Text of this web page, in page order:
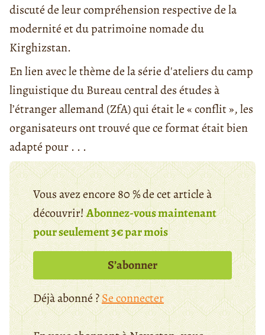
discuté de leur compréhension respective de la
modernité et du patrimoine nomade du
Kirghizstan.
En lien avec le thème de la série d'ateliers du camp
linguistique du Bureau central des études à
l’étranger allemand (ZfA) qui était le « conflit », les
organisateurs ont trouvé que ce format était bien
adapté pour . . .
Vous avez encore 80 % de cet article à
découvrir!Abonnez-vous maintenant
pour seulement 3€ par mois
S’abonner
Déjà abonné ?Se connecter